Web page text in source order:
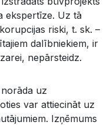
ekspertīze. Uz tā
riski, t. sk. –
dalībniekiem, ir
nepārsteidz.
uz
var attiecināt uz
Izņēmums